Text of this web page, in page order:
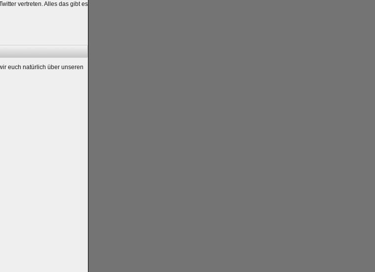
vertreten. Alles das gibt es
euch natürlich über unseren